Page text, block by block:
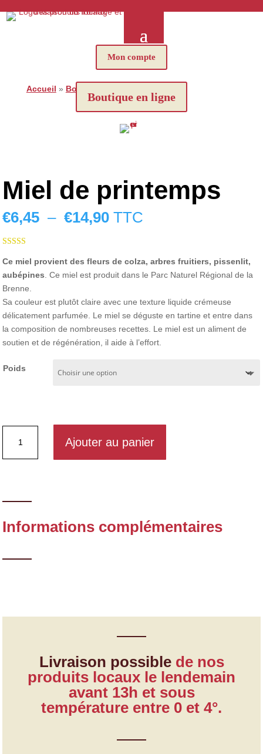
Mon compte
Boutique en ligne
Accueil » Boutique
Miel de printemps
€6,45 – €14,90Plage
€6,45
à
TTC
sur 5 basé
sur notations
client
Ce miel provient des fleurs de colza, arbres fruitiers, pissenlit,
aubépines . Ce miel est produit dans le Parc Naturel Régional de la
Brenne.
Sa couleur est plutôt claire avec une texture liquide crémeuse
délicatement parfumée. Le miel se déguste en tartine et entre dans
la composition de nombreuses recettes. Le miel est un aliment de
soutien et de régénération, il aide à l’effort.
Poids
Miel
Ajouter au panier
Informations complémentaires
Livraison possible de nos
produits locaux le lendemain
avant 13h et sous
température entre 0 et 4°.